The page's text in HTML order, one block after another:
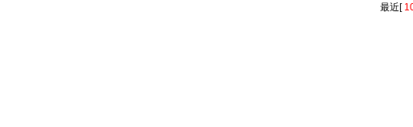
最近[